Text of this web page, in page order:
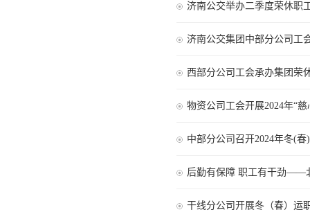
济南公交举办二季度荣休职
济南公交集团中部分公司工
西部分公司工会承办集团荣
物资公司工会开展2024年“
中部分公司召开2024年冬(
后勤有保障 职工有干劲——
干线分公司开展冬（春）运